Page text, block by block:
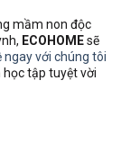
mầm non độc
ECOHOMEsẽ
ngay với chúng tôi
tập tuyệt vời